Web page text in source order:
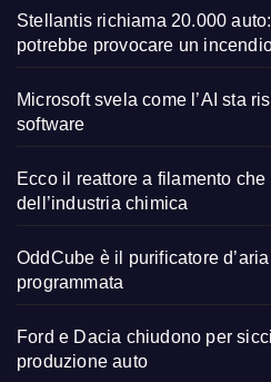
Stellantis richiama 20.000
potrebbe provocare un
Microsoft svela come l’AI sta
software
Ecco il reattore a filamento
dell’industria chimica
OddCube è il purificatore
programmata
Ford e Dacia chiudono per
produzione auto